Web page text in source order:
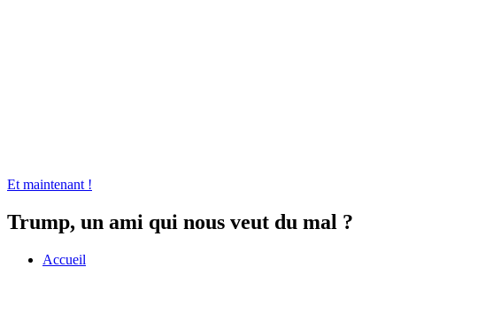
Et maintenant !
Trump, un ami qui nous veut du mal ?
Accueil